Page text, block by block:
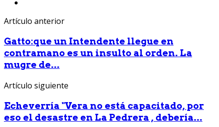
Artículo anterior
Gatto:que un Intendente llegue en
contramano es un insulto al orden. La
mugre de...
Artículo siguiente
Echeverría "Vera no está capacitado, por
eso el desastre en La Pedrera , debería...